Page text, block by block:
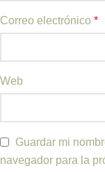
Correo electrónico *
Web
Guardar mi
navegador para la